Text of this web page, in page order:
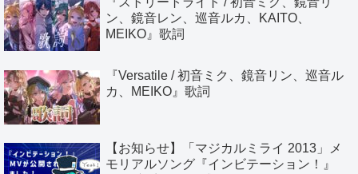
ン、鏡音レン、巡音ルカ、KAITO、
MEIKO』歌詞
『Versatile / 初音ミク、鏡音リン、巡音ル
カ、MEIKO』歌詞
【お知らせ】「マジカルミライ 2013」メ
モリアルソング『インビテーション！』